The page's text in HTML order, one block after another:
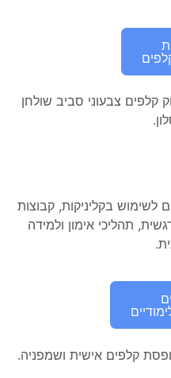
לשימוש בקליניקות, קבוצות
תהליכי אימון ולמידה